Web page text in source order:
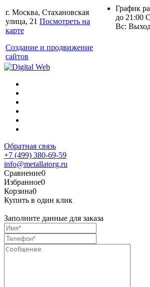
г. Москва, Стахановская
улица, 21 Посмотреть на
карте
Создание и продвижение
сайтов
График
до 21:00
Вс:
Обратная связь
+7 (499) 380-69-59
info@metallatorg.ru
Сравнение0
Избранное0
Корзина0
Купить в один клик
Заполните данные для заказа